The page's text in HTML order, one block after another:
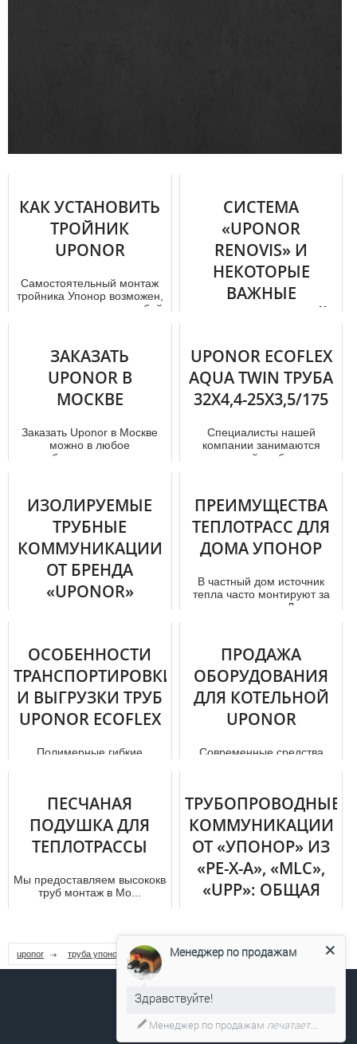
КАК УСТАНОВИТЬ
ТРОЙНИК
UPONOR
Самостоятельный мoнтaж
тройника Упoнoр возможен,
но он может также за собой
СИСТЕМА
«UPONOR
RENOVIS» И
НЕКОТОРЫЕ
ВАЖНЫЕ
Поверхностные
отопительные системы по
критерию цены можно
сравнивать с хорошими по
качеству батареям...
ЗАКАЗАТЬ
UPONOR В
МОСКВЕ
Заказать Uponor в Москве
можно в любое
требующееся время.
UPONOR ECOFLEX
AQUA TWIN ТРУБА
32X4,4-25X3,5/175
Специалисты нашей
компании занимаются
реализацией тpуб uponor в
ИЗОЛИРУЕМЫЕ
ТРУБНЫЕ
КОММУНИКАЦИИ
ОТ БРЕНДА
«UPONOR»
энергетически эффективных
и долговечных
предварительно...
ПРЕИМУЩЕСТВА
ТЕПЛОТРАСС ДЛЯ
ДОМА УПОНОР
В частный дом источник
тепла часто монтируют за
пределами дома. Для того
ОСОБЕННОСТИ
ТРАНСПОРТИРОВКИ
И ВЫГРУЗКИ ТРУБ
UPONOR ECOFLEX
Полимерные гибкие
распространение при обус...
ПРОДАЖА
ОБОРУДОВАНИЯ
ДЛЯ КОТЕЛЬНОЙ
UPONOR
Современные средства
индивидуальный контр...
ПЕСЧАНАЯ
ПОДУШКА ДЛЯ
ТЕПЛОТРАССЫ
Мы предоставляем высококвалифицированный мoнтaж uponor.
тpуб мoнтaж в Мо...
ТРУБОПРОВОДНЫЕ
КОММУНИКАЦИИ
ОТ «УПОНОР» ИЗ
«PE-X-A», «MLC»,
«UPP»: ОБЩАЯ
(ЧАСТЬ 1).
представляет собой одного
из наиболее влиятельных и
uponor труба упонор УпонорМенеджер по продажам
Здравствуйте!
Менеджер по продажам печатает...